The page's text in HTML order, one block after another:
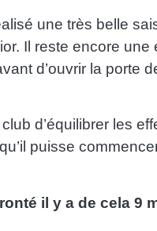
une très belle
Il reste encore
d’ouvrir la porte
d’équilibrer les
puisse
il y a de cela